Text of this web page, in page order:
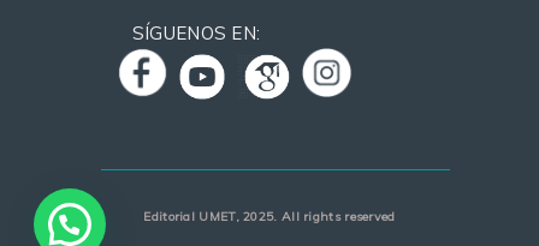
SÍGUENOS EN:
Editorial UMET, 2025. All rights reserved